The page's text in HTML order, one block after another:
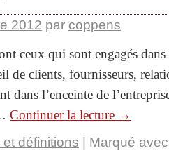
2012 par coppens
ceux qui sont engagés
de clients, fournisseurs,
dans l’enceinte de
Continuer la lecture →
définitions
Marqué avec